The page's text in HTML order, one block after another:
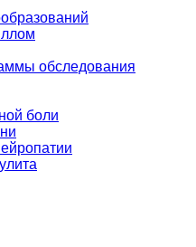
обследования
боли